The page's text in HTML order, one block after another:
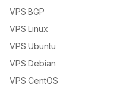
VPS BGP
VPS Linux
VPS Ubuntu
VPS Debian
VPS CentOS